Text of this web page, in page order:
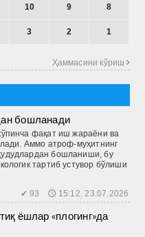
10 9 8
3 2 1
Ҳаммасини кўриш 
бошланади
фақат иш жараёни ва
Аммо атроф-муҳитнинг
бошланиши, бу
тартиб устувор бўлиши
✔ 93 🕔 15:12, 23.07.2026
ёшлар «плогинг»да